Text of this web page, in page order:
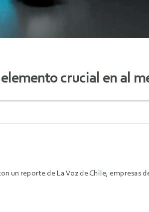
crucial en al
un reporte de La Voz de Chile, empresas